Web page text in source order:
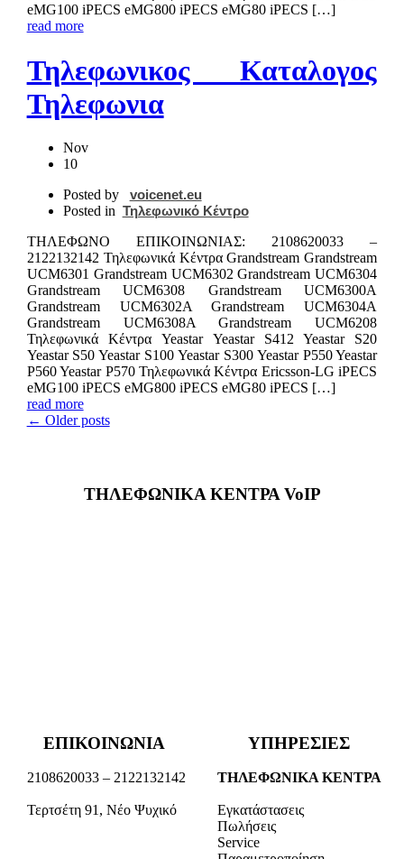
eMG100 iPECS eMG800 iPECS eMG80 iPECS […]
read more
Τηλεφωνικος Καταλογος
Τηλεφωνια
Nov
10
Posted by
voicenet.eu
Posted in Τηλεφωνικό Κέντρο
ΤΗΛΕΦΩΝΟ ΕΠΙΚΟIΝΩΝΙΑΣ: 2108620033 –
2122132142 Τηλεφωνικά Κέντρα Grandstream Grandstream
UCM6301 Grandstream UCM6302 Grandstream UCM6304
Grandstream UCM6308 Grandstream UCM6300A
Grandstream UCM6302A Grandstream UCM6304A
Grandstream UCM6308A Grandstream UCM6208
Τηλεφωνικά Κέντρα Yeastar Yeastar S412 Yeastar S20
Yeastar S50 Yeastar S100 Yeastar S300 Yeastar P550 Yeastar
P560 Yeastar P570 Τηλεφωνικά Κέντρα Ericsson-LG iPECS
eMG100 iPECS eMG800 iPECS eMG80 iPECS […]
read more
← Older posts
ΤΗΛΕΦΩΝΙΚΑ ΚΕΝΤΡΑ VoIP
ΕΠΙΚΟΙΝΩΝΙΑ
2108620033 – 2122132142
Τερτσέτη 91, Νέο Ψυχικό
ΥΠΗΡΕΣΙΕΣ
ΤΗΛΕΦΩΝΙΚΑ ΚΕΝΤΡΑ
Εγκατάστασεις
Πωλήσεις
Service